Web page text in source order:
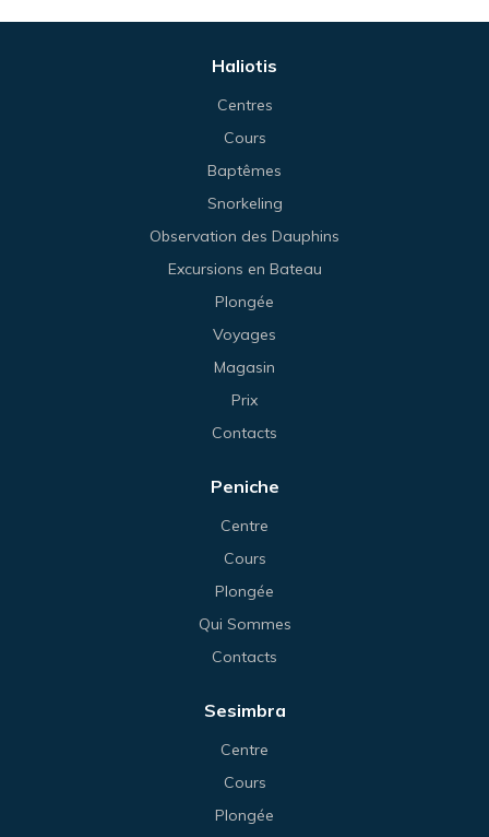
Haliotis
Centres
Cours
Baptêmes
Snorkeling
Observation des Dauphins
Excursions en Bateau
Plongée
Voyages
Magasin
Prix
Contacts
Peniche
Centre
Cours
Plongée
Qui Sommes
Contacts
Sesimbra
Centre
Cours
Plongée